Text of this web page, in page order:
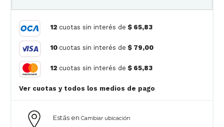
Estás en Cambiar ubicación
12 cuotas sin interés de $ 65,83
10 cuotas sin interés de $ 79,00
12 cuotas sin interés de $ 65,83
Ver cuotas y todos los medios de pago